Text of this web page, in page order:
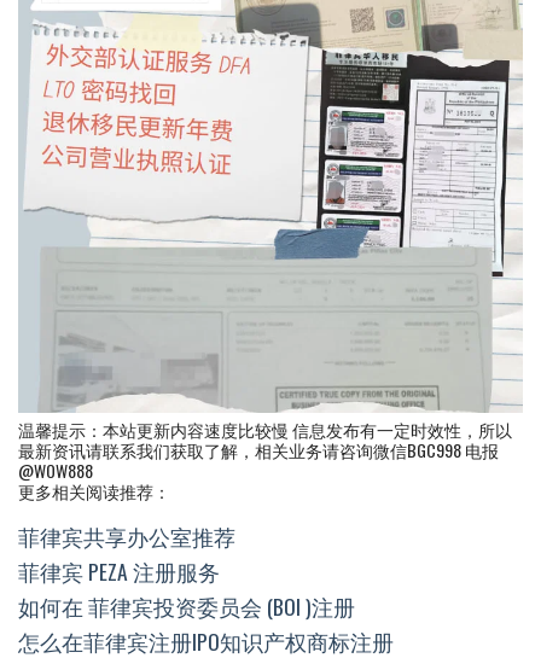
温馨提示：本站更新内容速度比较慢 信息发布有一定时效性，所以
最新资讯请联系我们获取了解，相关业务请咨询微信BGC998 电报
@WOW888
更多相关阅读推荐：
菲律宾共享办公室推荐
菲律宾 PEZA 注册服务
如何在 菲律宾投资委员会 (BOI )注册
怎么在菲律宾注册IPO知识产权商标注册